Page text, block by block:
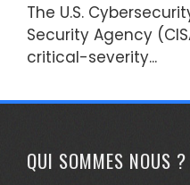
The U.S.
Security Agency
critical-severity...
QUI SOMMES NOUS ?